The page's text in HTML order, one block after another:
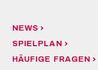
NEWS
SPIELPLAN
HÄUFIGE FRAGEN